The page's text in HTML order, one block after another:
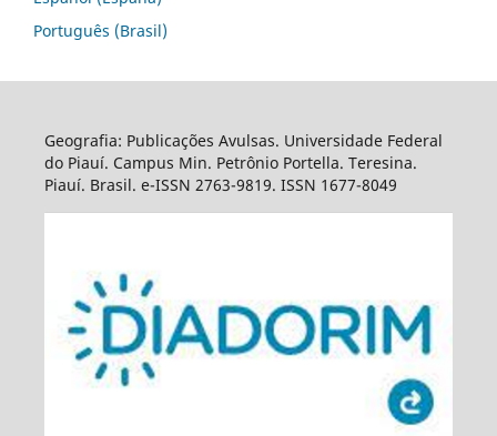
Português (Brasil)
Geografia: Publicações Avulsas. Universidade Federal
do Piauí. Campus Min. Petrônio Portella. Teresina.
Piauí. Brasil. e-ISSN 2763-9819. ISSN 1677-8049